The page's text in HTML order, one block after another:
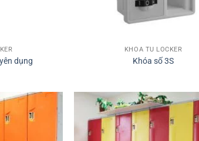
dụng
KHÓA TỦ LOCKER
Khóa số 3S